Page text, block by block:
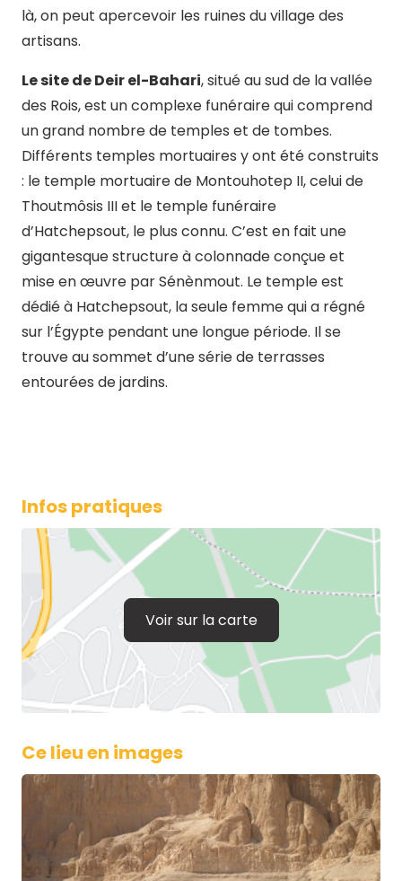
là, on peut apercevoir les ruines du village des
artisans.
Le site de Deir el-Bahari, situé au sud de la vallée
des Rois, est un complexe funéraire qui comprend
un grand nombre de temples et de tombes.
Différents temples mortuaires y ont été construits
: le temple mortuaire de Montouhotep II, celui de
Thoutmôsis III et le temple funéraire
d’Hatchepsout, le plus connu. C’est en fait une
gigantesque structure à colonnade conçue et
mise en œuvre par Sénènmout. Le temple est
dédié à Hatchepsout, la seule femme qui a régné
sur l’Égypte pendant une longue période. Il se
trouve au sommet d’une série de terrasses
entourées de jardins.
Infos pratiques
Voir sur la carte
Ce lieu en images